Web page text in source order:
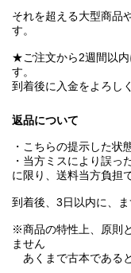
それを超える大型商品
す。
★ご注文から2週間以内
す。
到着後に入金をよろし
返品について
・こちらの提示した状
・当方ミスにより誤っ
に限り、送料当方負担
到着後、3日以内に、
※商品の特性上、原則
ません
あくまで古本である